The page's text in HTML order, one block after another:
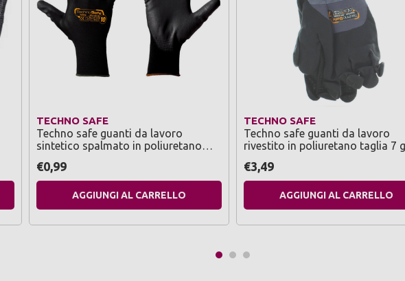
TECHNO SAFE
Techno safe guanti da lavoro
sintetico spalmato in poliuretano
€0,99
AGGIUNGI AL CARRELLO
TECHNO SAFE
Techno safe guanti da lavoro
rivestito in poliuretano taglia 7
€3,49
AGGIUNGI AL CARRELLO